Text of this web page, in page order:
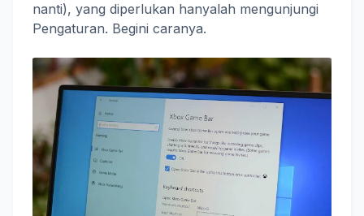
nanti), yang diperlukan hanyalah mengunjungi
Pengaturan. Begini caranya.